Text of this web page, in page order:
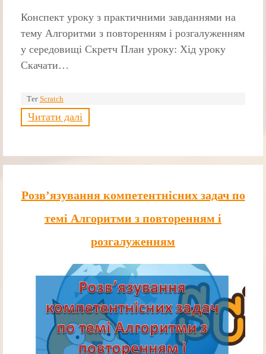
Конспект уроку з практичними завданнями на
тему Алгоритми з повторенням і розгалуженням
у середовищі Скретч План уроку: Хід уроку
Скачати…
Тег Scratch
Читати далі
Розв’язування компетентнісних задач по
темі Алгоритми з повторенням і
розгалуженням